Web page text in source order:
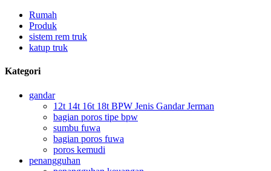
Rumah
Produk
sistem rem truk
katup truk
Kategori
gandar
12t 14t 16t 18t BPW Jenis Gandar Jerman
bagian poros tipe bpw
sumbu fuwa
bagian poros fuwa
poros kemudi
penangguhan